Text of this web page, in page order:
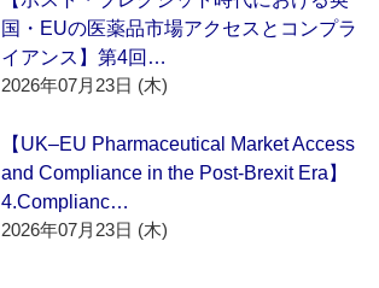
国・EUの医薬品市場アクセスとコンプラ
イアンス】第4回…
2026年07月23日 (木)
【UK–EU Pharmaceutical Market Access
and Compliance in the Post-Brexit Era】
4.Complianc…
2026年07月23日 (木)